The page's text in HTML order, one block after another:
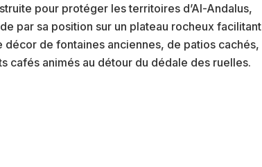
pour protéger les territoires d’Al-Andalus,
par sa position sur un plateau rocheux facilitant
de fontaines anciennes, de patios cachés,
cafés animés au détour du dédale des ruelles.